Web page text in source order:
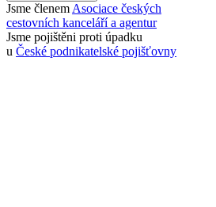
Jsme členem Asociace českých
cestovních kanceláří a agentur
Jsme pojištěni proti úpadku
u České podnikatelské pojišťovny